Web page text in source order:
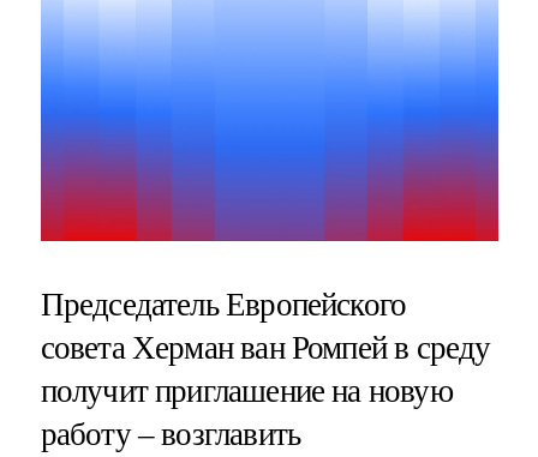
Председатель Европейского
совета Херман ван Ромпей в среду
получит приглашение на новую
работу – возглавить